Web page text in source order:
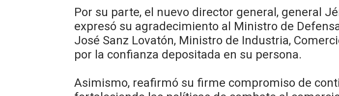
Por su parte, el nuevo director general, general
expresó su agradecimiento al Ministro de
José Sanz Lovatón, Ministro de Industria,
por la confianza depositada en su persona.
Asimismo, reafirmó su firme compromiso de